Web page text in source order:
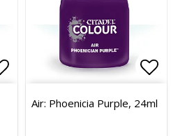
till i favoritlistan
Air: Phoenicia Purple, 24ml